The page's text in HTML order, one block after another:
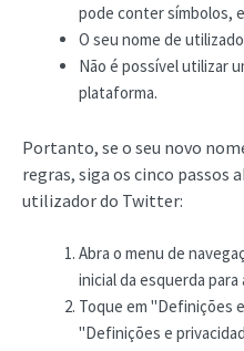
pode conter símbolos,
O seu nome de
Não é possível utilizar
plataforma.
Portanto, se o seu novo
regras, siga os cinco passos
utilizador do Twitter:
Abra o menu de
inicial da esquerda para
Toque em "Definições
"Definições e